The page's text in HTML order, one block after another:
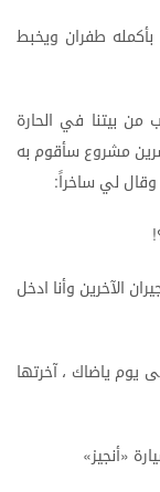
بأكمله طفران ويخبط
من بيتنا في الحارة
مشروع سأقوم به
وقال لي ساخراً:
!
الآخرين وأنا ادخل
يوم ياضاك ،آخرتها
«أنجيز»